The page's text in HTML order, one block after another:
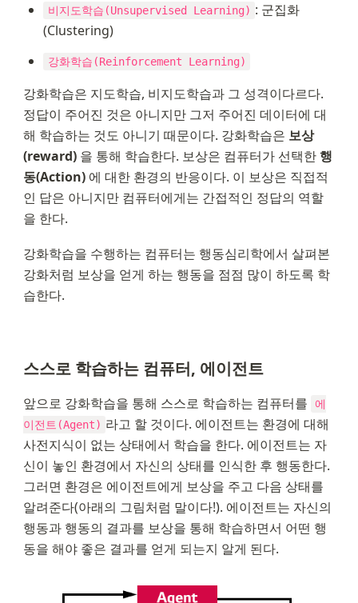
비지도학습(Unsupervised Learning) : 군집화
(Clustering)
강화학습(Reinforcement Learning)
강화학습은 지도학습, 비지도학습과 그 성격이다르다.
정답이 주어진 것은 아니지만 그저 주어진 데이터에 대
해 학습하는 것도 아니기 때문이다. 강화학습은 보상
(reward) 을 통해 학습한다. 보상은 컴퓨터가 선택한 행
동(Action) 에 대한 환경의 반응이다. 이 보상은 직접적
인 답은 아니지만 컴퓨터에게는 간접적인 정답의 역할
을 한다.
강화학습을 수행하는 컴퓨터는 행동심리학에서 살펴본
강화처럼 보상을 얻게 하는 행동을 점점 많이 하도록 학
습한다.
스스로 학습하는 컴퓨터, 에이전트
앞으로 강화학습을 통해 스스로 학습하는 컴퓨터를
에
이전트(Agent) 라고 할 것이다. 에이전트는 환경에 대해
사전지식이 없는 상태에서 학습을 한다. 에이전트는 자
신이 놓인 환경에서 자신의 상태를 인식한 후 행동한다.
그러면 환경은 에이전트에게 보상을 주고 다음 상태를
알려준다(아래의 그림처럼 말이다!). 에이전트는 자신의
행동과 행동의 결과를 보상을 통해 학습하면서 어떤 행
동을 해야 좋은 결과를 얻게 되는지 알게 된다.